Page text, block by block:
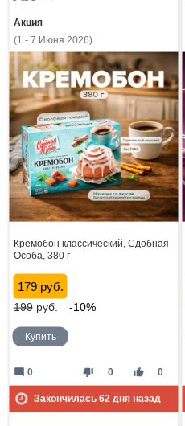
Акция
(1 - 7 Июня 2026)
Кремобон классический, Сдобная
Особа, 380 г
179 руб.
199руб. -10%
Купить
thumb_down 0 thumb_up 0
mode_comment 0
Закончилась 62дня назад